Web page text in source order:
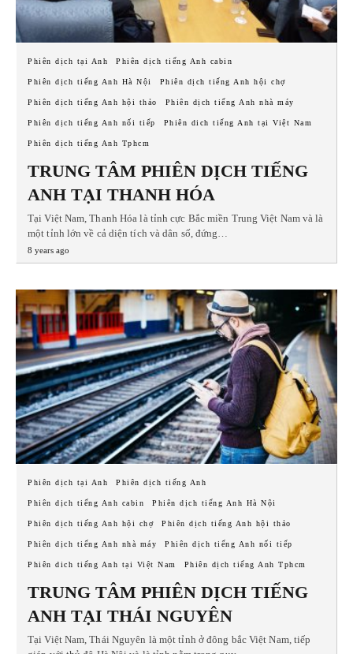
Phiên dịch tại Anh Phiên dịch tiếng Anh cabin
Phiên dịch tiếng Anh Hà Nội Phiên dịch tiếng Anh hội chợ
Phiên dịch tiếng Anh hội thảo Phiên dịch tiếng Anh nhà máy
Phiên dịch tiếng Anh nối tiếp Phiên dich tiếng Anh tại Việt Nam
Phiên dịch tiếng Anh Tphcm
TRUNG TÂM PHIÊN DỊCH TIẾNG
ANH TẠI THANH HÓA
Tại Việt Nam, Thanh Hóa là tỉnh cực Bắc miền Trung Việt Nam và là
một tỉnh lớn về cả diện tích và dân số, đứng…
8 years ago
Phiên dịch tại Anh Phiên dịch tiếng Anh
Phiên dịch tiếng Anh cabin Phiên dịch tiếng Anh Hà Nội
Phiên dịch tiếng Anh hội chợ Phiên dịch tiếng Anh hội thảo
Phiên dịch tiếng Anh nhà máy Phiên dịch tiếng Anh nối tiếp
Phiên dich tiếng Anh tại Việt Nam Phiên dịch tiếng Anh Tphcm
TRUNG TÂM PHIÊN DỊCH TIẾNG
ANH TẠI THÁI NGUYÊN
Tại Việt Nam, Thái Nguyên là một tỉnh ở đông bắc Việt Nam, tiếp